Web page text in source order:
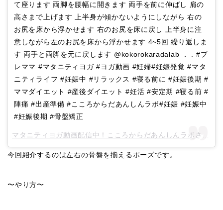
て座ります 両脚を腰幅に開きます 両手を前に伸ばし 肩の
高さまで上げます 上半身が傾かないようにしながら 右の
お尻を床から浮かせます 右のお尻を床に戻し 上半身に注
意しながら左のお尻を床から浮かせます 4~5回 繰り返しま
す 両手と両脚を元に戻します @kokorokaradalab ． . #プ
レママ #マタニティヨガ #ヨガ動画 #妊婦#妊娠発覚 #マタ
ニティライフ #妊娠中 #リラックス #寝る前に #妊娠後期 #
ママダイエット #産後ダイエット #妊活 #安定期 #寝る前 #
陣痛 #出産準備 #こころからだあんしんラボ#妊娠 #妊娠中
#妊娠後期 #骨盤矯正
マタニティヨガ動画配信中！こころからだあんしんラボ さん(@kokorokaradalab)がシェアした投稿 –
今回紹介するのは左右の骨盤を揃えるポーズです。
〜やり方〜